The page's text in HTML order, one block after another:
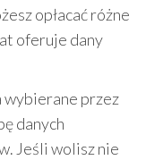
opłacać różne
oferuje dany
wybierane przez
danych
Jeśli wolisz nie